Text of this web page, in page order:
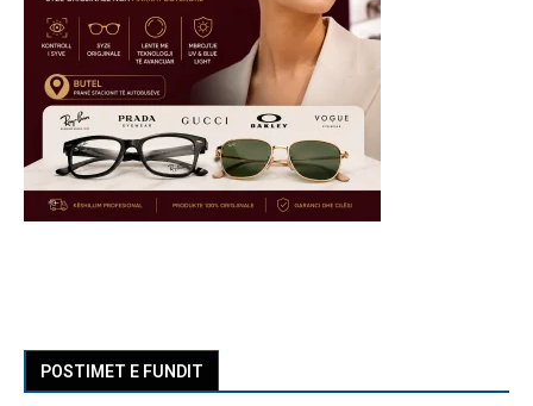
POSTIMET E FUNDIT